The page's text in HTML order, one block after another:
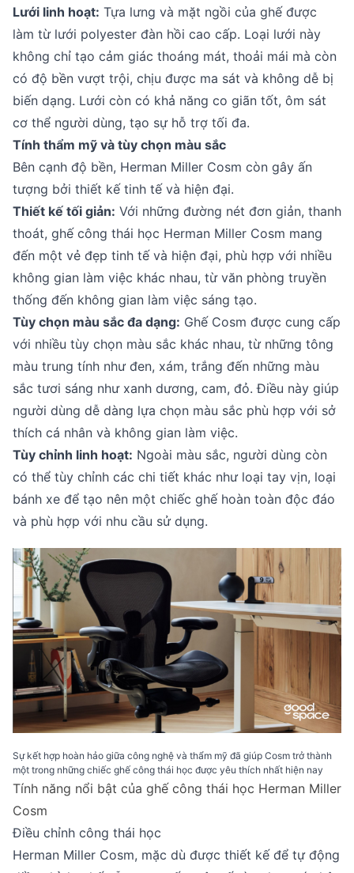
Lưới linh hoạt: Tựa lưng và mặt ngồi của ghế được
làm từ lưới polyester đàn hồi cao cấp. Loại lưới này
không chỉ tạo cảm giác thoáng mát, thoải mái mà còn
có độ bền vượt trội, chịu được ma sát và không dễ bị
biến dạng. Lưới còn có khả năng co giãn tốt, ôm sát
cơ thể người dùng, tạo sự hỗ trợ tối đa.
Tính thẩm mỹ và tùy chọn màu sắc
Bên cạnh độ bền, Herman Miller Cosm còn gây ấn
tượng bởi thiết kế tinh tế và hiện đại.
Thiết kế tối giản: Với những đường nét đơn giản, thanh
thoát, ghế công thái học Herman Miller Cosm mang
đến một vẻ đẹp tinh tế và hiện đại, phù hợp với nhiều
không gian làm việc khác nhau, từ văn phòng truyền
thống đến không gian làm việc sáng tạo.
Tùy chọn màu sắc đa dạng: Ghế Cosm được cung cấp
với nhiều tùy chọn màu sắc khác nhau, từ những tông
màu trung tính như đen, xám, trắng đến những màu
sắc tươi sáng như xanh dương, cam, đỏ. Điều này giúp
người dùng dễ dàng lựa chọn màu sắc phù hợp với sở
thích cá nhân và không gian làm việc.
Tùy chỉnh linh hoạt: Ngoài màu sắc, người dùng còn
có thể tùy chỉnh các chi tiết khác như loại tay vịn, loại
bánh xe để tạo nên một chiếc ghế hoàn toàn độc đáo
và phù hợp với nhu cầu sử dụng.
Sự kết hợp hoàn hảo giữa công nghệ và thẩm mỹ đã giúp Cosm trở thành
một trong những chiếc ghế công thái học được yêu thích nhất hiện nay
Tính năng nổi bật của ghế công thái học Herman Miller
Cosm
Điều chỉnh công thái học
Herman Miller Cosm, mặc dù được thiết kế để tự động